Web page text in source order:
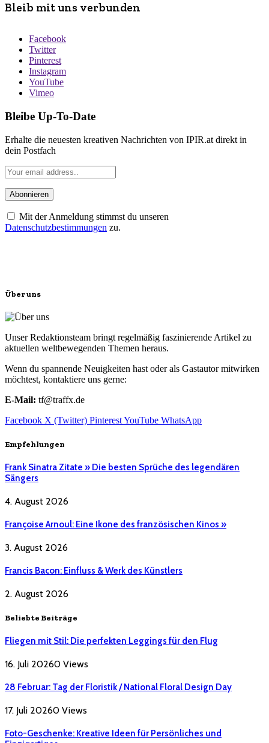
Bleib mit uns verbunden
Facebook
Twitter
Pinterest
Instagram
YouTube
Vimeo
Bleibe Up-To-Date
Erhalte die neuesten kreativen Nachrichten von IPIR.at direkt in
dein Postfach
Mit der Anmeldung stimmst du unseren
Datenschutzbestimmungen zu.
Über uns
Unser Redaktionsteam bringt regelmäßig faszinierende Artikel zu
aktuellen weltbewegenden Themen heraus.
Wenn du spannende Neuigkeiten hast oder als Gastautor mitwirken
möchtest, kontaktiere uns gerne:
E-Mail: tf@traffx.de
Facebook X (Twitter) PinterestYouTube WhatsApp
Empfehlungen
Frank Sinatra Zitate » Die besten Sprüche des legendären
Sängers
4. August 2026
Françoise Arnoul: Eine Ikone des französischen Kinos »
3. August 2026
Francis Bacon: Einfluss & Werk des Künstlers
2. August 2026
Beliebte Beiträge
Fliegen mit Stil: Die perfekten Leggings für den Flug
16. Juli 20260 Views
28 Februar: Tag der Floristik / National Floral Design Day
17. Juli 20260 Views
Foto-Geschenke: Kreative Ideen für Persönliches und